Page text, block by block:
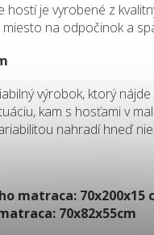
hostí je vyrobené z
na odpočinok a
výrobok, ktorý
kam s hosťami v
nahradí hneď
matraca: 70x200x15
70x82x55cm